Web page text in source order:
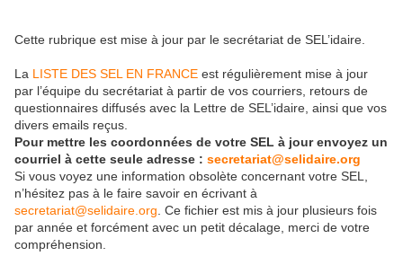
Cette rubrique est mise à jour par le secrétariat de SEL’idaire.
La LISTE DES SEL EN FRANCE est régulièrement mise à jour
par l’équipe du secrétariat à partir de vos courriers, retours de
questionnaires diffusés avec la Lettre de SEL’idaire, ainsi que vos
divers emails reçus.
Pour mettre les coordonnées de votre SEL à jour envoyez un
courriel à cette seule adresse : secretariat@selidaire.org
Si vous voyez une information obsolète concernant votre SEL,
n’hésitez pas à le faire savoir en écrivant à
secretariat@selidaire.org . Ce fichier est mis à jour plusieurs fois
par année et forcément avec un petit décalage, merci de votre
compréhension.